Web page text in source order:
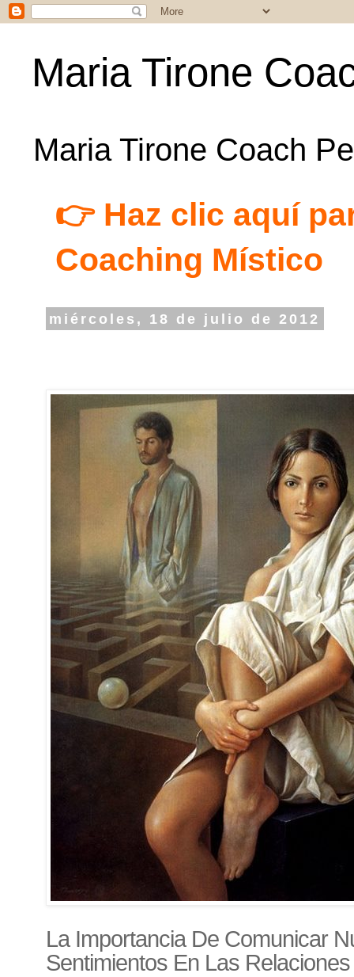
Maria Tirone
Maria Tirone Coach
👉 Haz clic aquí
Coaching Místico
miércoles, 18 de julio de 2012
La Importancia De Comunicar
Sentimientos En Las